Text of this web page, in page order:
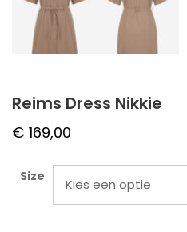
Reims Dress Nikkie
€ 169,00
Size